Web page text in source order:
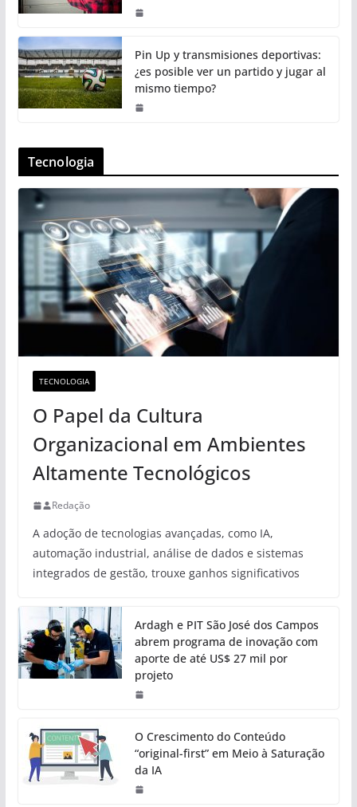
Pin Up y transmisiones deportivas:
¿es posible ver un partido y jugar al
mismo tiempo?
Tecnologia
TECNOLOGIA
O Papel da Cultura
Organizacional em Ambientes
Altamente Tecnológicos
Redação
A adoção de tecnologias avançadas, como IA,
automação industrial, análise de dados e sistemas
integrados de gestão, trouxe ganhos significativos
Ardagh e PIT São José dos Campos
abrem programa de inovação com
aporte de até US$ 27 mil por
projeto
O Crescimento do Conteúdo
“original-first” em Meio à Saturação
da IA